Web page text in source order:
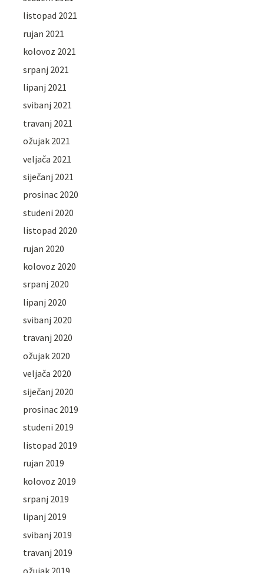
listopad 2021
rujan 2021
kolovoz 2021
srpanj 2021
lipanj 2021
svibanj 2021
travanj 2021
ožujak 2021
veljača 2021
siječanj 2021
prosinac 2020
studeni 2020
listopad 2020
rujan 2020
kolovoz 2020
srpanj 2020
lipanj 2020
svibanj 2020
travanj 2020
ožujak 2020
veljača 2020
siječanj 2020
prosinac 2019
studeni 2019
listopad 2019
rujan 2019
kolovoz 2019
srpanj 2019
lipanj 2019
svibanj 2019
travanj 2019
ožujak 2019